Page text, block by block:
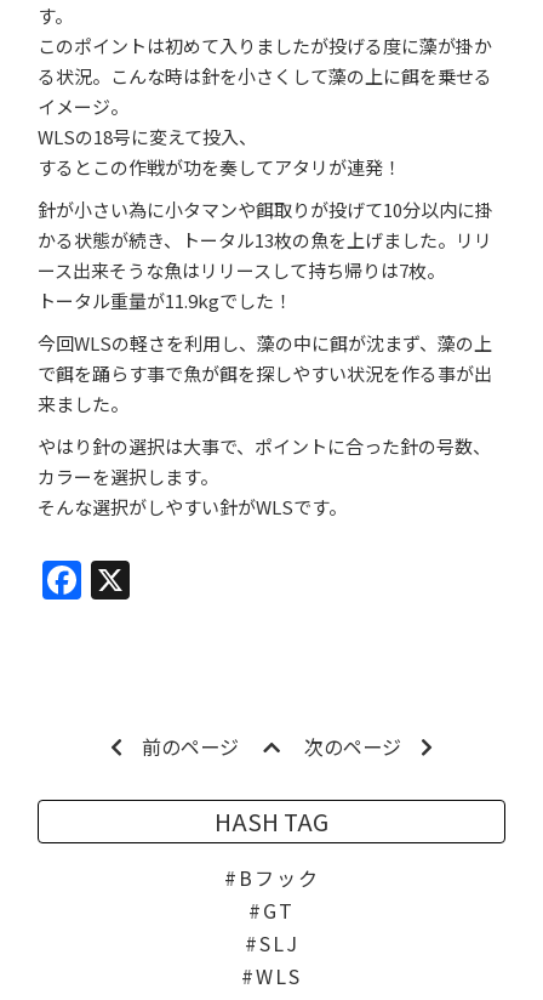
す。
このポイントは初めて入りましたが投げる度に藻が掛か
る状況。こんな時は針を小さくして藻の上に餌を乗せる
イメージ。
WLSの18号に変えて投入、
するとこの作戦が功を奏してアタリが連発！
針が小さい為に小タマンや餌取りが投げて10分以内に掛
かる状態が続き、トータル13枚の魚を上げました。リリ
ース出来そうな魚はリリースして持ち帰りは7枚。
トータル重量が11.9kgでした！
今回WLSの軽さを利用し、藻の中に餌が沈まず、藻の上
で餌を踊らす事で魚が餌を探しやすい状況を作る事が出
来ました。
やはり針の選択は大事で、ポイントに合った針の号数、
カラーを選択します。
そんな選択がしやすい針がWLSです。
Facebook
前のページ 次のページ
HASH TAG
Bフック
GT
SLJ
WLS